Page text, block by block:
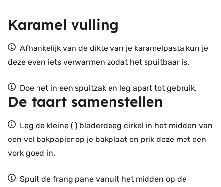
Karamel vulling
Afhankelijk van de dikte van je karamelpasta kun je
deze even iets verwarmen zodat het spuitbaar is.
Doe het in een spuitzak en leg apart tot gebruik.
De taart samenstellen
Leg de kleine (!) bladerdeeg cirkel in het midden van
een vel bakpapier op je bakplaat en prik deze met een
vork goed in.
Spuit de frangipane vanuit het midden op de